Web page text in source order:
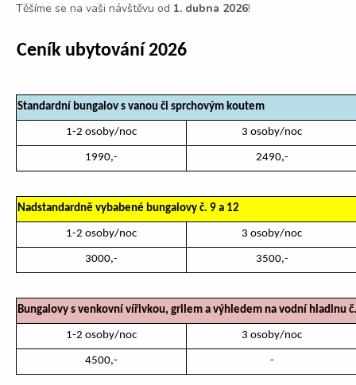
Těšíme se na vaši návštěvu od 1. dubna 2026!
Ceník ubytování 2026
Standardní bungalov s vanou či sprchovým koutem
1-2 osoby/noc 3 osoby/noc
1990,- 2490,-
Nadstandardně vybabené bungalovy č. 9 a 12
1-2 osoby/noc 3 osoby/noc
3000,- 3500,-
Bungalovy s venkovní vířivkou, grilem a výhledem na vodní hladinu
1-2 osoby/noc 3 osoby/noc
4500,- -